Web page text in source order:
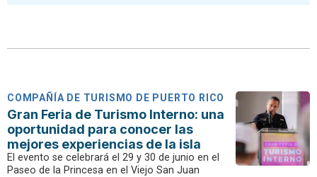
COMPAÑÍA DE TURISMO DE PUERTO RICO
Gran Feria de Turismo Interno: una
oportunidad para conocer las
mejores experiencias de la isla
El evento se celebrará el 29 y 30 de junio en el
Paseo de la Princesa en el Viejo San Juan